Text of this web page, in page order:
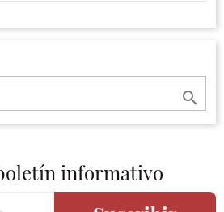

informativo